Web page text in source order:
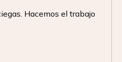
Hacemos el trabajo